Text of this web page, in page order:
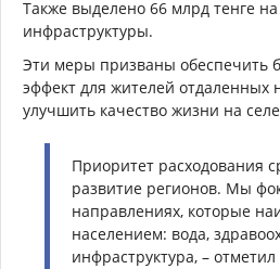
Также выделено 66 млрд тенге
инфраструктуры.
Эти меры призваны обеспечить
эффект для жителей отдаленных
улучшить качество жизни на
Приоритет расходования
развитие регионов. Мы
направлениях, которые
населением: вода,
инфраструктура, –